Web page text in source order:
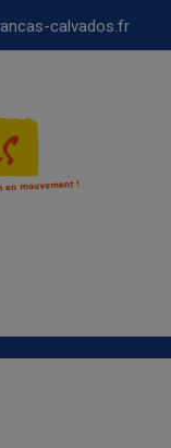
calvados.fr